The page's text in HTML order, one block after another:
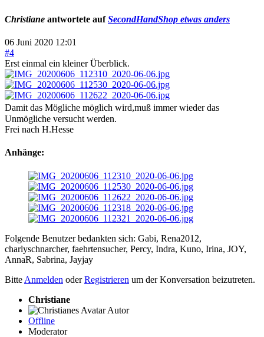
Christiane antwortete aufSecondHandShop etwas anders
06 Juni 2020 12:01
#4
Erst einmal ein kleiner Überblick.
Damit das Mögliche möglich wird,muß immer wieder das
Unmögliche versucht werden.
Frei nach H.Hesse
Anhänge:
Folgende Benutzer bedankten sich: Gabi, Rena2012,
charlyschnarcher, faehrtensucher, Percy, Indra, Kuno, Irina, JOY,
AnnaR, Sabrina, Jayjay
Bitte Anmelden oderRegistrieren um der Konversation beizutreten.
Christiane
Autor
Offline
Moderator